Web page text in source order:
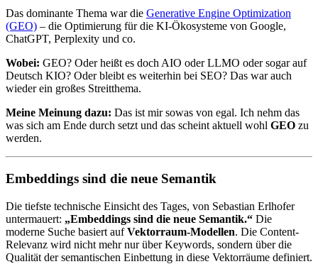
Das dominante Thema war die Generative Engine Optimization
(GEO) – die Optimierung für die KI-Ökosysteme von Google,
ChatGPT, Perplexity und co.
Wobei: GEO? Oder heißt es doch AIO oder LLMO oder sogar auf
Deutsch KIO? Oder bleibt es weiterhin bei SEO? Das war auch
wieder ein großes Streitthema.
Meine Meinung dazu: Das ist mir sowas von egal. Ich nehm das
was sich am Ende durch setzt und das scheint aktuell wohl GEO zu
werden.
Embeddings sind die neue Semantik
Die tiefste technische Einsicht des Tages, von Sebastian Erlhofer
untermauert: „Embeddings sind die neue Semantik.“ Die
moderne Suche basiert aufVektorraum-Modellen. Die Content-
Relevanz wird nicht mehr nur über Keywords, sondern über die
Qualität der semantischen Einbettung in diese Vektorräume definiert.